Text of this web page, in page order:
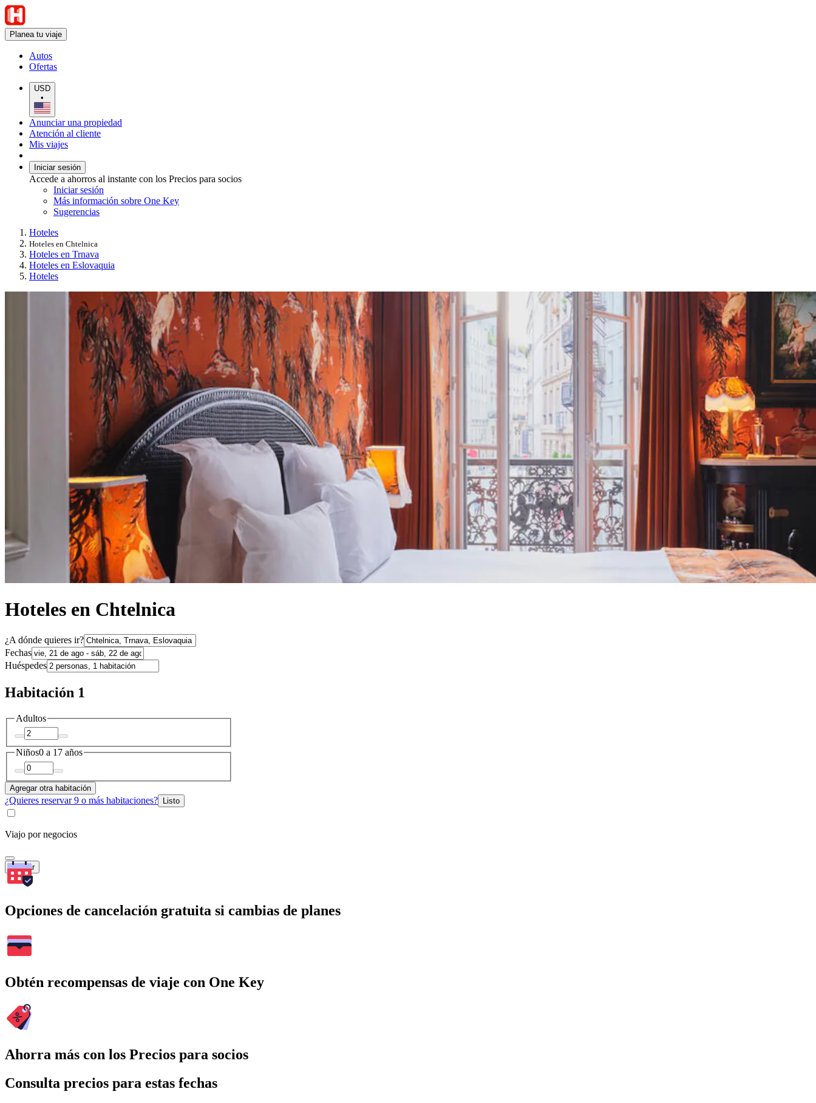
Planea tu viaje
Autos
Ofertas
USD
•
Anunciar una propiedad
Atención al cliente
Mis viajes
Iniciar sesión
Accede a ahorros al instante con los Precios para socios
Iniciar sesión
Más información sobre One Key
Sugerencias
Hoteles
Hoteles en Chtelnica
Hoteles en Trnava
Hoteles en Eslovaquia
Hoteles
Hoteles en Chtelnica
¿A dónde quieres ir?
Fechas
Huéspedes
Habitación 1
Adultos
Niños0 a 17 años
Agregar otra habitación
¿Quieres reservar 9 o más habitaciones? Listo
Viajo por negocios
Buscar
Opciones de cancelación gratuita si cambias de planes
Obtén recompensas de viaje con One Key
Ahorra más con los Precios para socios
Consulta precios para estas fechas